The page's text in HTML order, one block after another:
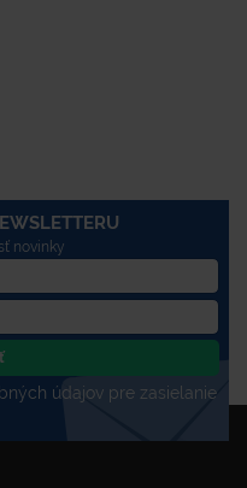
novinky
údajov pre zasielanie